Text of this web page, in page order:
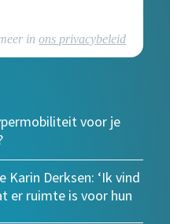
inons privacybeleid
voor je
Karin Derksen: ‘Ik vind
er ruimte is voor hun